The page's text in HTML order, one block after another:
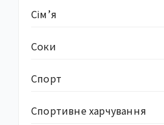
Сім’я
Соки
Спорт
Спортивне харчування